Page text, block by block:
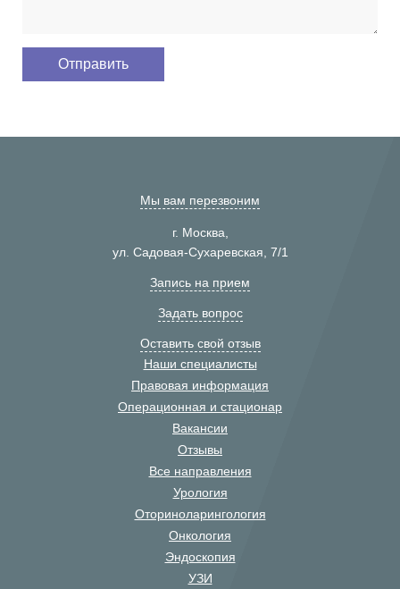
Мы вам перезвоним
г. Москва,
ул. Садовая-Сухаревская, 7/1
Запись на прием
Задать вопрос
Оставить свой отзыв
Наши специалисты
Правовая информация
Операционная и стационар
Вакансии
Отзывы
Все направления
Урология
Оториноларингология
Онкология
Эндоскопия
УЗИ